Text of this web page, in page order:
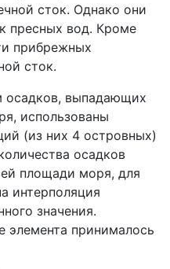
сток. Однако они
пресных вод. Кроме
прибрежных
сток.
осадков, выпадающих
использованы
(из них 4 островных)
осадков
площади моря, для
интерполяция
значения.
элемента принималось